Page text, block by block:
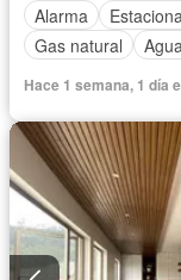
Alarma
Gas natural
Agua
Hace 1 semana, 1 día